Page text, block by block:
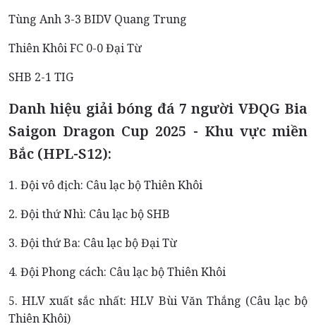
Tùng Anh 3-3 BIDV Quang Trung
Thiên Khôi FC 0-0 Đại Từ
SHB 2-1 TIG
Danh hiệu giải bóng đá 7 người VĐQG Bia
Saigon Dragon Cup 2025 - Khu vực miền
Bắc (HPL-S12):
1. Đội vô địch: Câu lạc bộ Thiên Khôi
2. Đội thứ Nhì: Câu lạc bộ SHB
3. Đội thứ Ba: Câu lạc bộ Đại Từ
4. Đội Phong cách: Câu lạc bộ Thiên Khôi
5. HLV xuất sắc nhất: HLV Bùi Văn Thắng (Câu lạc bộ
Thiên Khôi)